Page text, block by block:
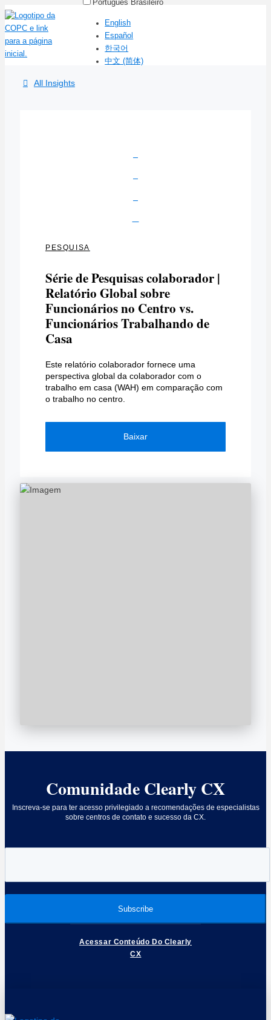
Português Brasileiro
English
Español
한국어
中文 (简体)
All Insights
PESQUISA
Série de Pesquisas colaborador |
Relatório Global sobre
Funcionários no Centro vs.
Funcionários Trabalhando de
Casa
Este relatório colaborador fornece uma
perspectiva global da colaborador com o
trabalho em casa (WAH) em comparação com
o trabalho no centro.
Baixar
Comunidade Clearly CX
Inscreva-se para ter acesso privilegiado a recomendações de especialistas
sobre centros de contato e sucesso da CX.
Acessar Conteúdo Do Clearly
CX